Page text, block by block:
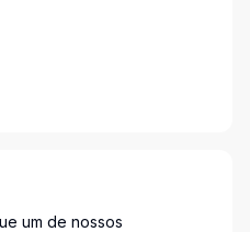
um de nossos